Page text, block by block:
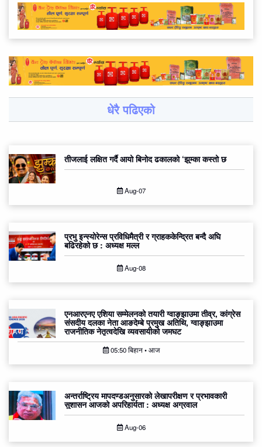
धेरै पढिएको
तीजलाई लक्षित गर्दै आयो बिनोद ढकालको ‘झुम्का कस्तो छ
Aug-07
प्रभु इन्स्योरेन्स प्रविधिमैत्री र ग्राहककेन्द्रित बन्दै अघि
बढिरहेको छ : अध्यक्ष मल्ल
Aug-08
एनआरएनए एशिया सम्मेलनको तयारी ग्वाङ्झाउमा तीव्र, कांग्रेस
संसदीय दलका नेता आङदेम्बे प्रमुख अतिथि, ग्वाङ्झाउमा
राजनीतिक नेतृत्वदेखि व्यवसायीको जमघट
05:50 बिहान • आज
अन्तर्राष्ट्रिय मापदण्डअनुसारको लेखापरीक्षण र प्रभावकारी
सुशासन आजको अपरिहार्यता : अध्यक्ष अग्रवाल
Aug-06